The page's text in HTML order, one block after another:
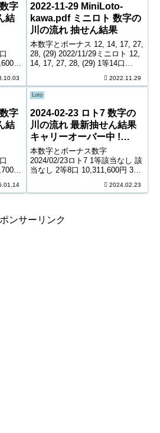
字
結
円
的
し
2022-11-29 MiniLoto-
kawa.pdf ミニロト 数字の
川の流れ 抽せん結果
本数字とボーナス 12, 14, 17, 27,
28, (29) 2022/11/29ミニロト 12,
14, 17, 27, 28, (29) 1等14口
2022.11.29
字
結
円
は最
Loto
2024-02-23 ロト7 数字の
川の流れ 最新抽せん結果
キャリーオーバー中 !
2,021,090,665円
本数字とボーナス数字
2024/02/23ロト7 1等該当なし 該
当なし 2等8口 10,311,600円 3等
10,200円 5等105,711口 1,500円
2024.02.23
ンサーリンク